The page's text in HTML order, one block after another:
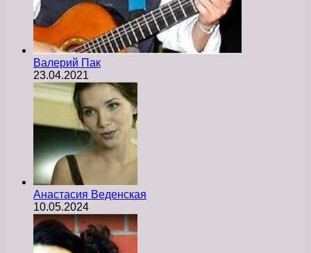
Валерий Пак
23.04.2021
Анастасия Веденская
10.05.2024